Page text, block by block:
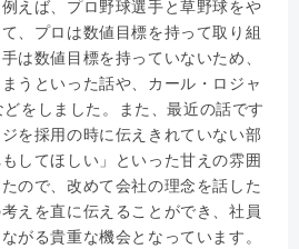
えば、プロ野球選手と草野球をや
、プロは数値目標を持って取り組
は数値目標を持っていないため、
うといった話や、カール・ロジャ
をしました。また、最近の話です
を採用の時に伝えきれていない部
してほしい」といった甘えの雰囲
ので、改めて会社の理念を話した
えを直に伝えることができ、社員
がる貴重な機会となっています。